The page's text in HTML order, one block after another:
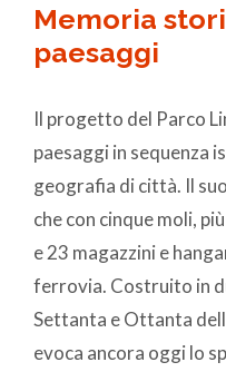
Memoria
paesaggi
Il progetto del Parco
paesaggi in sequenza
geografia di città. Il
che con cinque moli,
e 23 magazzini e
ferrovia. Costruito in
Settanta e Ottanta
evoca ancora oggi lo